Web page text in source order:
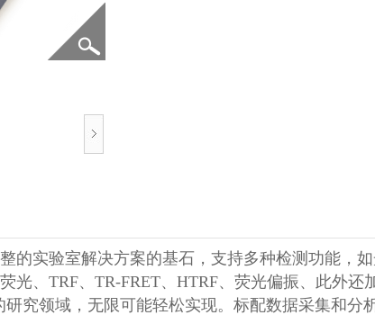
的实验室解决方案的基石，支持多种检测功能，如
光、 TRF、 TR-FRET、 HTRF、荧光偏振、此外还
究领域，无限可能轻松实现。标配数据采集和分